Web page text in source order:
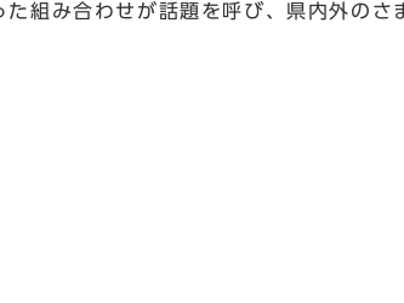
組み合わせが話題を呼び、県内外のさ